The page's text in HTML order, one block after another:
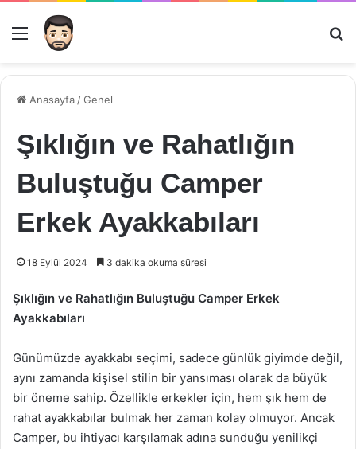
Menü
Anasayfa /Genel
Şıklığın ve Rahatlığın
Buluştuğu Camper
Erkek Ayakkabıları
18 Eylül 2024 3 dakika okuma süresi
Şıklığın ve Rahatlığın Buluştuğu Camper Erkek
Ayakkabıları
Günümüzde ayakkabı seçimi, sadece günlük giyimde değil,
aynı zamanda kişisel stilin bir yansıması olarak da büyük
bir öneme sahip. Özellikle erkekler için, hem şık hem de
rahat ayakkabılar bulmak her zaman kolay olmuyor. Ancak
Camper, bu ihtiyacı karşılamak adına sunduğu yenilikçi